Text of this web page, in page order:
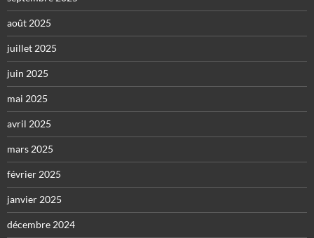
août 2025
juillet 2025
juin 2025
mai 2025
avril 2025
mars 2025
février 2025
janvier 2025
décembre 2024